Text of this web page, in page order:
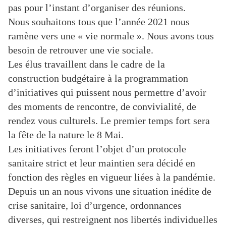
pas pour l’instant d’organiser des réunions.
Nous souhaitons tous que l’année 2021 nous
ramène vers une « vie normale ». Nous avons tous
besoin de retrouver une vie sociale.
Les élus travaillent dans le cadre de la
construction budgétaire à la programmation
d’initiatives qui puissent nous permettre d’avoir
des moments de rencontre, de convivialité, de
rendez vous culturels. Le premier temps fort sera
la fête de la nature le 8 Mai.
Les initiatives feront l’objet d’un protocole
sanitaire strict et leur maintien sera décidé en
fonction des règles en vigueur liées à la pandémie.
Depuis un an nous vivons une situation inédite de
crise sanitaire, loi d’urgence, ordonnances
diverses, qui restreignent nos libertés individuelles